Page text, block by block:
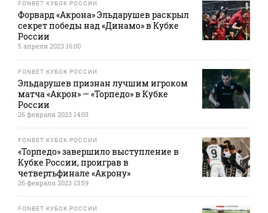
FONBET КУБОК РОССИИ
Форвард «Акрона» Эльдарушев раскрыл
секрет победы над «Динамо» в Кубке
России
5 апреля 2023 16:00
FONBET КУБОК РОССИИ
Эльдарушев признан лучшим игроком
матча «Акрон» — «Торпедо» в Кубке
России
26 февраля 2023 14:03
FONBET КУБОК РОССИИ
«Торпедо» завершило выступление в
Кубке России, проиграв в
четвертьфинале «Акрону»
26 февраля 2023 13:59
FONBET КУБОК РОССИИ